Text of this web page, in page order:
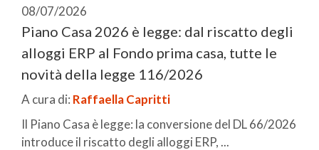
08/07/2026
Piano Casa 2026 è legge: dal riscatto degli
alloggi ERP al Fondo prima casa, tutte le
novità della legge 116/2026
A cura di: Raffaella Capritti
Il Piano Casa è legge: la conversione del DL 66/2026
introduce il riscatto degli alloggi ERP, ...